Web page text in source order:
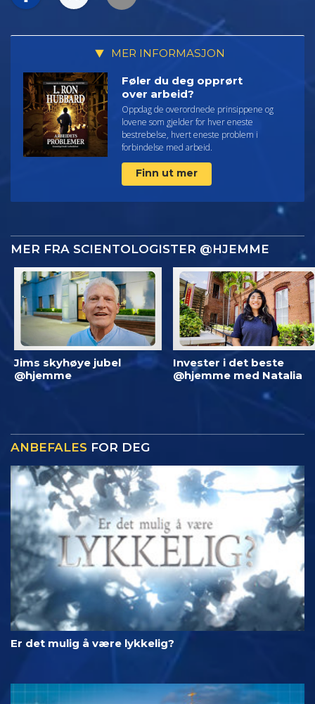
MER INFORMASJON
Føler du deg opprørt
over arbeid?
Oppdag de overordnede prinsippene og
lovene som gjelder for hver eneste
bestrebelse, hvert eneste problem i
forbindelse med arbeid.
Finn ut mer
MER FRA SCIENTOLOGISTER @HJEMME
Jims skyhøye jubel
@hjemme
Invester i det beste
@hjemme med Natalia
ANBEFALES FOR DEG
Er det mulig å være lykkelig?